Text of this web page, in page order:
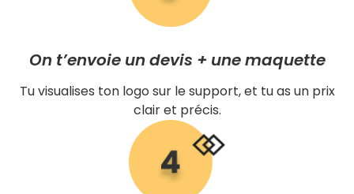
On t’envoie un devis + une maquette
Tu visualises ton logo sur le support, et tu as un prix
clair et précis.